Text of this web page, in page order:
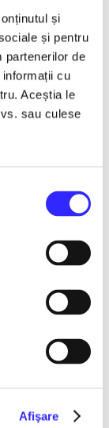
și
și pentru
partenerilor de
cu
Aceștia le
sau culese
Afişare
- Bistrita ora